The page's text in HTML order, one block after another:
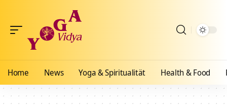
Home News Yoga & Spiritualität Health & Food